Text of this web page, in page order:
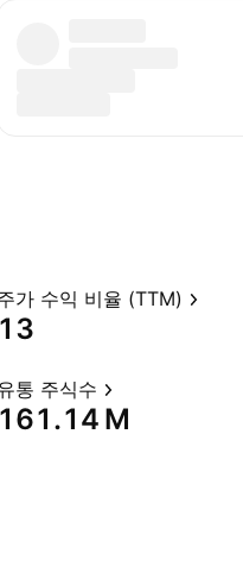
가 수익 비율 (TTM)
13
통 주식수
‪161.14 M‬